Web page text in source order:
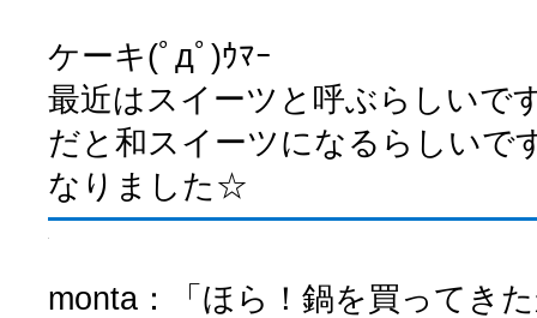
ケーキ(ﾟдﾟ)ｳﾏｰ
最近はスイーツと呼ぶらしいで
だと和スイーツになるらしいで
なりました☆
monta：「ほら！鍋を買ってき